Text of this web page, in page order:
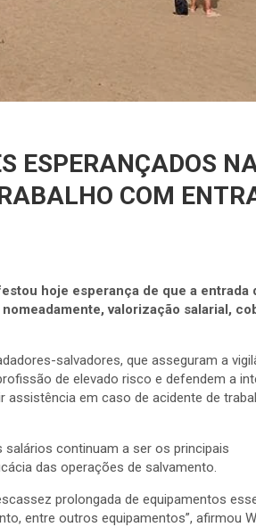
ESPERANÇADOS
COM
hoje esperança de que a entrada
valorização salarial,
salvadores, que asseguram a
de elevado risco e defendem a
assistência em caso de acidente de
continuam a ser os principais
das operações de salvamento.
prolongada de equipamentos
entre outros equipamentos”, afirmou